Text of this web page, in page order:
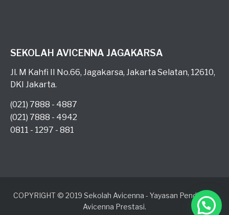
SEKOLAH AVICENNA JAGAKARSA
Jl. M Kahfi II No.66, Jagakarsa, Jakarta Selatan, 12610,
DKI Jakarta.
(021) 7888 - 4887
(021) 7888 - 4942
0811 - 1297 - 881
COPYRIGHT © 2019 Sekolah Avicenna - Yayasan Pendidikan
Avicenna Prestasi.